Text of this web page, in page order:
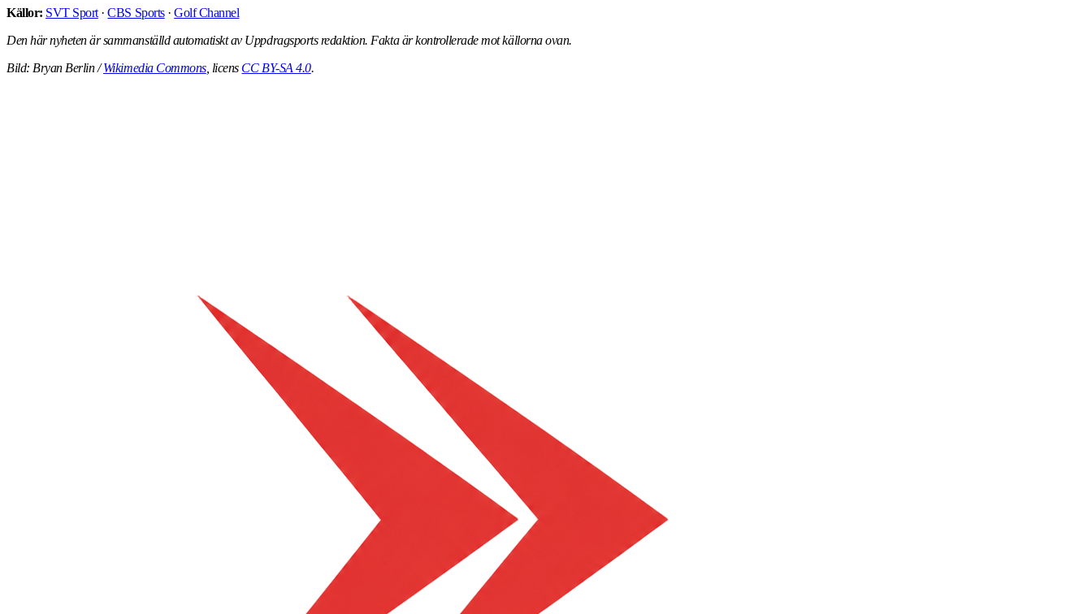
Källor: SVT Sport·CBS Sports·Golf Channel
Den här nyheten är sammanställd automatiskt av Uppdragsports redaktion. Fakta är kontrollerade mot källorna ovan.
Bild: Bryan Berlin /Wikimedia Commons, licens CC BY-SA 4.0.